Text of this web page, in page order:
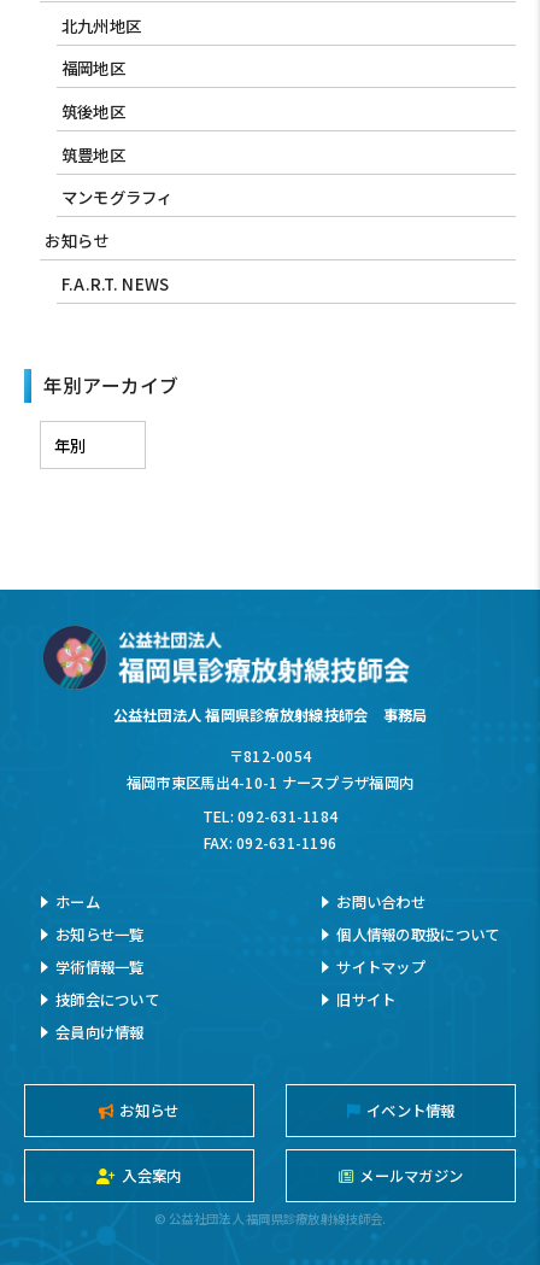
北九州地区
福岡地区
筑後地区
筑豊地区
マンモグラフィ
お知らせ
F.A.R.T. NEWS
年別アーカイブ
公益社団法人 福岡県診療放射線技師会 事務局
〒812-0054
福岡市東区馬出4-10-1 ナースプラザ福岡内
TEL: 092-631-1184
FAX: 092-631-1196
ホーム
お知らせ一覧
学術情報一覧
技師会について
会員向け情報
お問い合わせ
個人情報の取扱について
サイトマップ
旧サイト
お知らせ イベント情報
入会案内 メールマガジン
© 公益社団法人 福岡県診療放射線技師会.